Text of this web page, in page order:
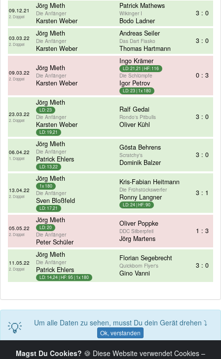
09.12.21
2. Doppel
Jörg Mieth
Die Anfänger
Karsten Weber
Patrick Mathews
Wikinger I
Bodo Ladner
3 : 0
03.03.22
2. Doppel
Jörg Mieth
Die Anfänger
Karsten Weber
Andreas Seiler
Das Dart Fiasko
Thomas Hartmann
3 : 0
09.03.22
2. Doppel
Jörg Mieth
Die Anfänger
Karsten Weber
Ingo Krämer
LD: 21,21 | HF: 116
Die Schlümpfe
Igor Petrov
LD: 23 | 1x 180
0 : 3
23.03.22
2. Doppel
Jörg Mieth
LD: 23
Die Anfänger
Karsten Weber
LD: 19,21
Ralf Gedai
Rondo's Pitbulls
Oliver Kühl
3 : 0
06.04.22
1. Doppel
Jörg Mieth
Die Anfänger
Patrick Ehlers
LD: 13,22
Gösta Behrens
Scratchy's
Dominik Balzer
3 : 0
13.04.22
2. Doppel
Jörg Mieth
1x 180
Die Anfänger
Sven Bloßfeld
LD: 17,21
Kris-Fabian Heitmann
Die Frühstückswerfer
Ronny Langner
LD: 24 | HF: 90
3 : 1
05.05.22
2. Doppel
Jörg Mieth
LD: 20
Die Anfänger
Peter Schüler
Oliver Poppke
DDC Silberpfeil
Jörg Martens
1 : 3
11.05.22
2. Doppel
Jörg Mieth
Die Anfänger
Patrick Ehlers
LD: 14,24 | HF: 95 | 1x 180
Florian Segebrecht
Quickborn Flyer's
Gino Vanni
3 : 0
💡 Um alle Daten zu sehen, musst Du dein Gerät drehen ⤵
Ok, verstanden
Magst Du Cookies? 🍪 Diese Website verwendet Cookies –